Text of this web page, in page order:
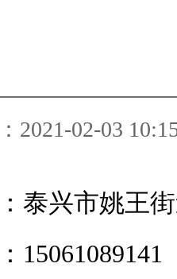
2021-02-03
兴市姚王